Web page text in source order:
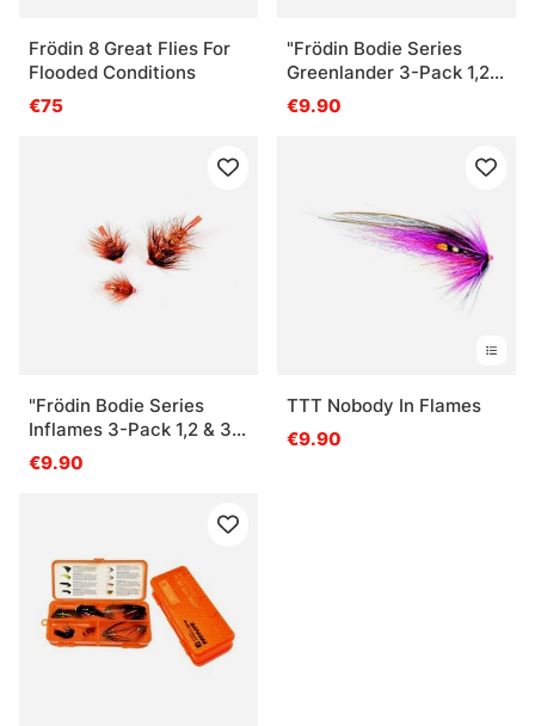
Frödin 8 Great Flies For
Flooded Conditions
€75
"Frödin Bodie Series
Greenlander 3-Pack 1,2 &
3 cm"
€9.90
"Frödin Bodie Series
Inflames 3-Pack 1,2 & 3
cm"
€9.90
TTT Nobody In Flames
€9.90